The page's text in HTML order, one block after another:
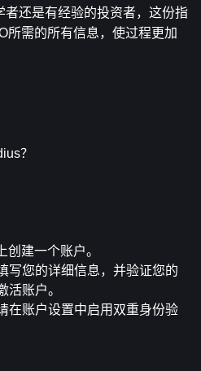
者还是有经验的投资者，这份指
所需的所有信息，使过程更加
？
创建一个账户。
写您的详细信息，并验证您的
活账户。
在账户设置中启用双重身份验